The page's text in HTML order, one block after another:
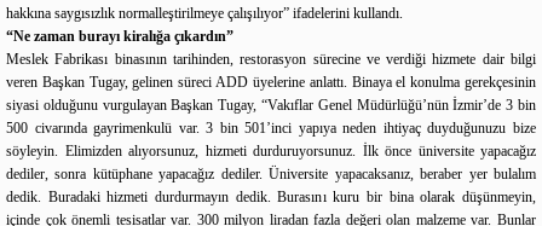
hakkına saygısızlık normalleştirilmeye çalışılıyor” ifadelerini kullandı.
“Ne zaman burayı kiralığa çıkardın”
Meslek Fabrikası binasının tarihinden, restorasyon sürecine ve verdiği hizmete dair bilgi
veren Başkan Tugay, gelinen süreci ADD üyelerine anlattı. Binaya el konulma gerekçesinin
siyasi olduğunu vurgulayan Başkan Tugay, “Vakıflar Genel Müdürlüğü’nün İzmir’de 3 bin
500 civarında gayrimenkulü var. 3 bin 501’inci yapıya neden ihtiyaç duyduğunuzu bize
söyleyin. Elimizden alıyorsunuz, hizmeti durduruyorsunuz. İlk önce üniversite yapacağız
dediler, sonra kütüphane yapacağız dediler. Üniversite yapacaksanız, beraber yer bulalım
dedik. Buradaki hizmeti durdurmayın dedik. Burasını kuru bir bina olarak düşünmeyin,
içinde çok önemli tesisatlar var. 300 milyon liradan fazla değeri olan malzeme var. Bunlar